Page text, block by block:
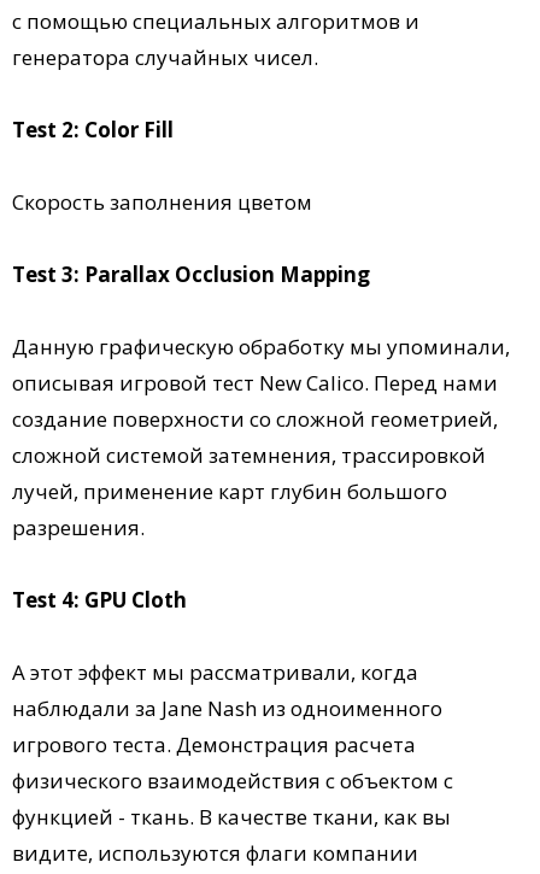
с помощью специальных алгоритмов и
генератора случайных чисел.
Test 2: Color Fill
Скорость заполнения цветом
Test 3: Parallax Occlusion Mapping
Данную графическую обработку мы упоминали,
описывая игровой тест New Calico. Перед нами
создание поверхности со сложной геометрией,
сложной системой затемнения, трассировкой
лучей, применение карт глубин большого
разрешения.
Test 4: GPU Cloth
А этот эффект мы рассматривали, когда
наблюдали за Jane Nash из одноименного
игрового теста. Демонстрация расчета
физического взаимодействия с объектом с
функцией - ткань. В качестве ткани, как вы
видите, используются флаги компании